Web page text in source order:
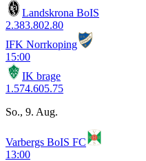
Landskrona BoIS
2.383.802.80
IFK Norrkoping
15:00
IK brage
1.574.605.75
So., 9. Aug.
Varbergs BoIS FC
13:00